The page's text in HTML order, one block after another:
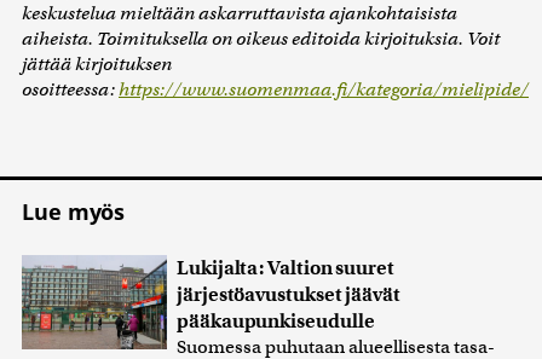
keskustelua mieltään askarruttavista ajankohtaisista
aiheista. Toimituksella on oikeus editoida kirjoituksia. Voit
jättää kirjoituksen
osoitteessa:https://www.suomenmaa.fi/kategoria/mielipide/
Lue myös
Lukijalta: Valtion suuret
järjestöavustukset jäävät
pääkaupunkiseudulle
Suomessa puhutaan alueellisesta tasa-